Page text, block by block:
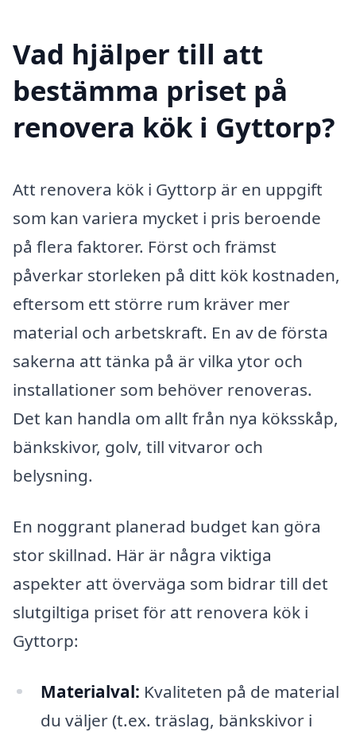
Vad hjälper till att
bestämma priset på
renovera kök i Gyttorp?
Att renovera kök i Gyttorp är en uppgift
som kan variera mycket i pris beroende
på flera faktorer. Först och främst
påverkar storleken på ditt kök kostnaden,
eftersom ett större rum kräver mer
material och arbetskraft. En av de första
sakerna att tänka på är vilka ytor och
installationer som behöver renoveras.
Det kan handla om allt från nya köksskåp,
bänkskivor, golv, till vitvaror och
belysning.
En noggrant planerad budget kan göra
stor skillnad. Här är några viktiga
aspekter att överväga som bidrar till det
slutgiltiga priset för att renovera kök i
Gyttorp:
Materialval: Kvaliteten på de material
du väljer (t.ex. träslag, bänkskivor i